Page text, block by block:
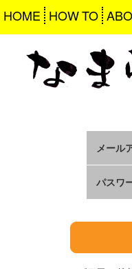
HOME HOW TO
メール
パスワ